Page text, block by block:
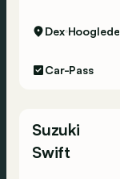
Dex Hooglede
Car-Pass
Suzuki
Swift